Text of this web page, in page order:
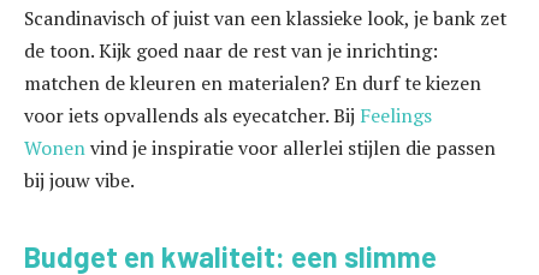
Scandinavisch of juist van een klassieke look, je bank zet
de toon. Kijk goed naar de rest van je inrichting:
matchen de kleuren en materialen? En durf te kiezen
voor iets opvallends als eyecatcher. Bij Feelings
Wonenvind je inspiratie voor allerlei stijlen die passen
bij jouw vibe.
Budget en kwaliteit: een slimme